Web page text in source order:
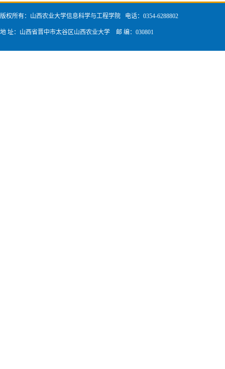
版权所有：山西农业大学信息科学与工程学院 电话：0354-6288802
地 址：山西省晋中市太谷区山西农业大学 邮 编：030801